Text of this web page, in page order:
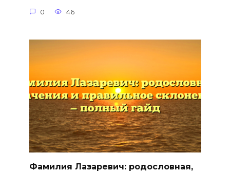
0 46
Фамилия Лазаревич: родословная,